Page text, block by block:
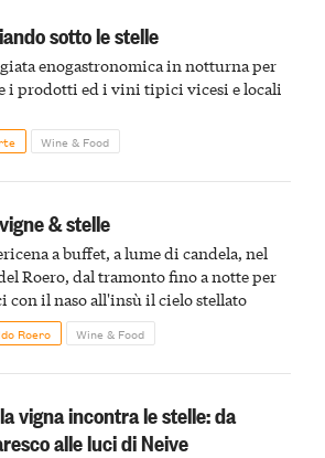
sotto le stelle
enogastronomica in notturna per
i prodotti ed i vini tipici vicesi e locali
Wine & Food
& stelle
a buffet, a lume di candela, nel
Roero, dal tramonto fino a notte per
con il naso all'insù il cielo stellato
Roero Wine & Food
vigna incontra le stelle: da
alle luci di Neive